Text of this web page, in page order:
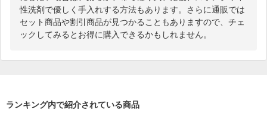
性洗剤で優しく手入れする方法もあります。さらに通販では
セット商品や割引商品が見つかることもありますので、チェ
ックしてみるとお得に購入できるかもしれません。
ランキング内で紹介されている商品